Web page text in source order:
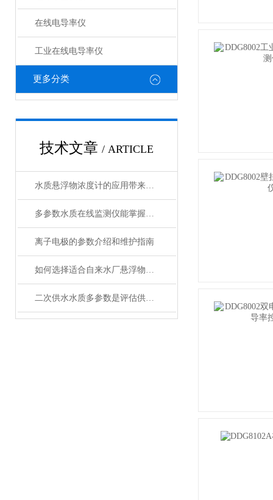
在线电导率仪
工业在线电导率仪
更多分类
技术文章 / ARTICLE
水质悬浮物浓度计的应用带来了诸多好处
多参数水质在线监测仪能掌握水质的实时动态
离子电极的参数介绍和维护指南
如何选择适合自来水厂悬浮物在线监测仪？
二次供水水质多参数是评估供水安全的关键指标